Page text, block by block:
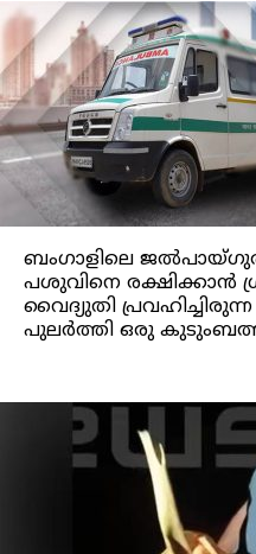
ബംഗാളിലെ
പശുവിനെ രക്ഷിക്കാൻ
വൈദ്യുതി
പുലർത്തി ഒരു